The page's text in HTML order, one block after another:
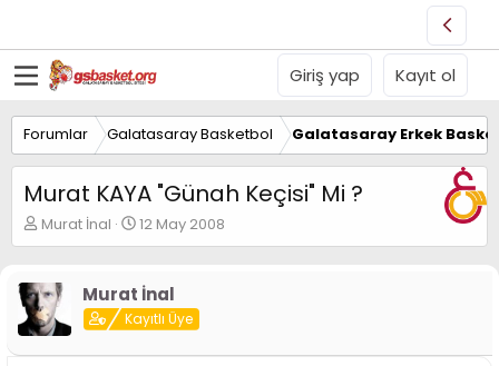
Giriş yap Kayıt ol
Forumlar Galatasaray Basketbol Galatasaray Erkek
Murat KAYA "Günah Keçisi" Mi ?
K
o
u
y
u
B
Murat İnal
B
a
a
n
12 May 2008
Murat İnal
Kayıtlı Üye